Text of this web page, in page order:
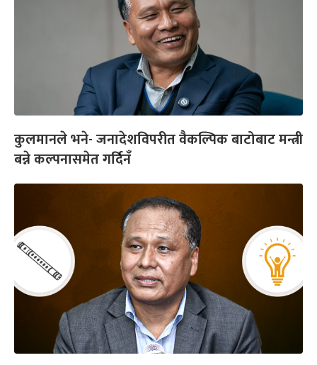
कुलमानले भने- जनादेशविपरीत वैकल्पिक बाटोबाट मन्त्री
बन्ने कल्पनासमेत गर्दिनँ